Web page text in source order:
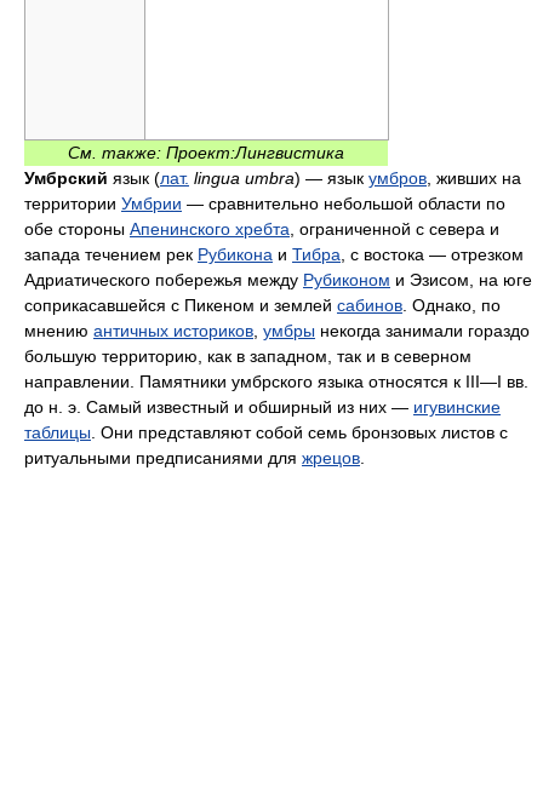
См. также: Проект:Лингвистика
Умбрский язык (лат. lingua umbra) — язык умбров , живших на
территории Умбрии — сравнительно небольшой области по
обе стороны Апенинского хребта , ограниченной с севера и
запада течением рек Рубикона и Тибра , с востока — отрезком
Адриатического побережья между Рубиконом и Эзисом, на юге
соприкасавшейся с Пикеном и землей сабинов . Однако, по
мнению античных историков умбры некогда занимали гораздо
большую территорию, как в западном, так и в северном
направлении. Памятники умбрского языка относятся к III—I вв.
до н. э. Самый известный и обширный из них — игувинские
таблицы . Они представляют собой семь бронзовых листов с
ритуальными предписаниями для жрецов